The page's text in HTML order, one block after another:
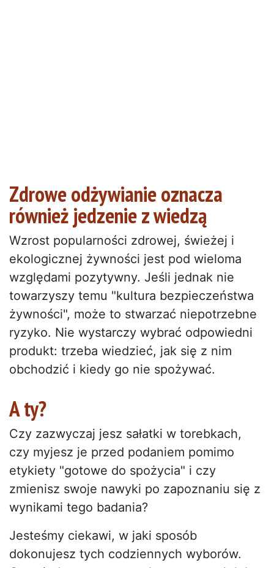
Zdrowe odżywianie oznacza
również jedzenie z wiedzą
Wzrost popularności zdrowej, świeżej i
ekologicznej żywności jest pod wieloma
względami pozytywny. Jeśli jednak nie
towarzyszy temu "kultura bezpieczeństwa
żywności", może to stwarzać niepotrzebne
ryzyko. Nie wystarczy wybrać odpowiedni
produkt: trzeba wiedzieć, jak się z nim
obchodzić i kiedy go nie spożywać.
A ty?
Czy zazwyczaj jesz sałatki w torebkach,
czy myjesz je przed podaniem pomimo
etykiety "gotowe do spożycia" i czy
zmienisz swoje nawyki po zapoznaniu się z
wynikami tego badania?
Jesteśmy ciekawi, w jaki sposób
dokonujesz tych codziennych wyborów.